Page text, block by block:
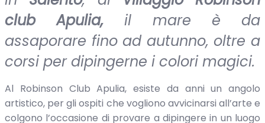
club Apulia, il mare è da
assaporare fino ad autunno, oltre a
corsi per dipingerne i colori magici.
Al Robinson Club Apulia, esiste da anni un angolo
artistico, per gli ospiti che vogliono avvicinarsi all’arte e
colgono l’occasione di provare a dipingere in un luogo